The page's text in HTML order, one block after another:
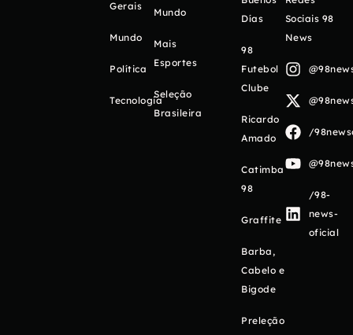
Gerais
Mundo
Política
Tecnologia
Mundo
Mais
Esportes
Seleção
Brasileira
Días
98
Futebol
Clube
Ricardo
Amado
Catimba
98
Graffite
Barba,
Cabelo e
Bigode
Preleção
Sociais 98
News
/
/98-
news-
oficial